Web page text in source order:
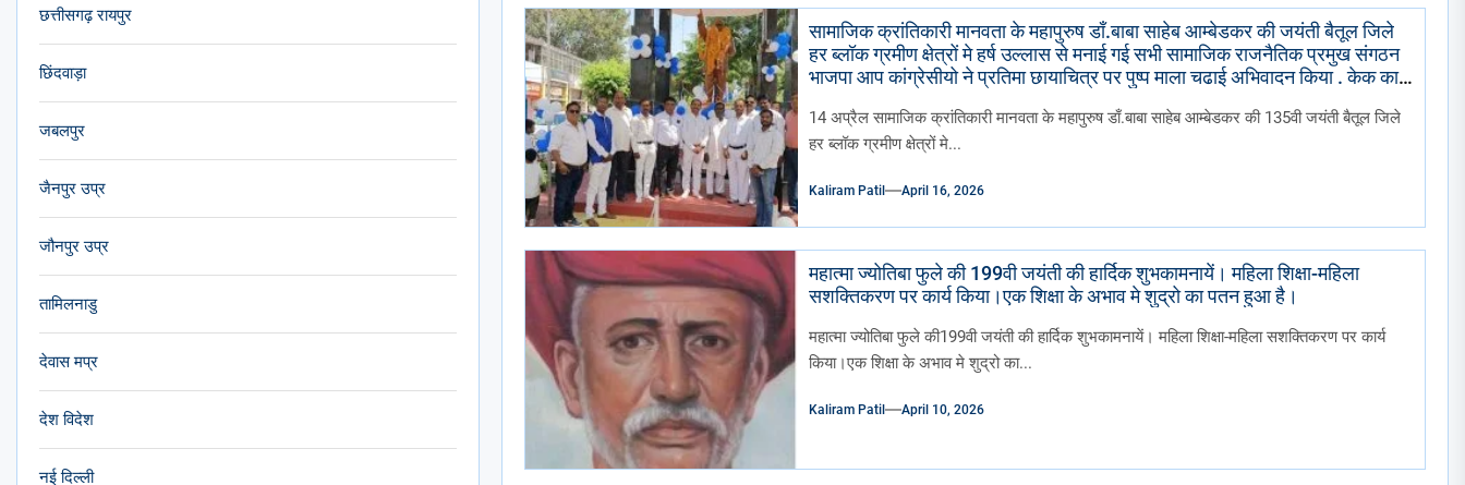
सामाजिक क्रांतिकारी मानवता के महापुरुष डाँ.बाबा साहेब आम्बेडकर की जयंती बैतूल जिले
हर ब्लॉक ग्रमीण क्षेत्रों मे हर्ष उल्लास से मनाई गई सभी सामाजिक राजनैतिक प्रमुख संगठन
भाजपा आप कांग्रेसीयो ने प्रतिमा छायाचित्र पर पुष्प माला चढाई अभिवादन किया . केक काटा
14 अप्रैल सामाजिक क्रांतिकारी मानवता के महापुरुष डाँ.बाबा साहेब आम्बेडकर की 135वी जयंती बैतूल जिले
हर ब्लॉक ग्रमीण क्षेत्रों मे...
Kaliram Patil April 16, 2026
महात्मा ज्योतिबा फुले की 199वी जयंती की हार्दिक शुभकामनायें। महिला शिक्षा-महिला
सशक्तिकरण पर कार्य किया।एक शिक्षा के अभाव मे शुद्रो का पतन हुआ है।
महात्मा ज्योतिबा फुले की199वी जयंती की हार्दिक शुभकामनायें। महिला शिक्षा-महिला सशक्तिकरण पर कार्य
किया।एक शिक्षा के अभाव मे शुद्रो का...
Kaliram Patil April 10, 2026
छत्तीसगढ़ रायपुर
छिंदवाड़ा
जबलपुर
जैनपुर उप्र
जौनपुर उप्र
तामिलनाडु
देवास मप्र
देश विदेश
नई दिल्ली